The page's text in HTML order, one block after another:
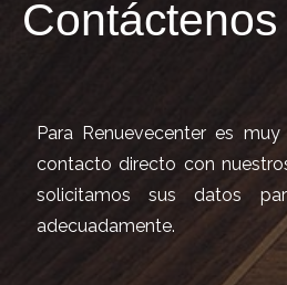
Contáctenos
Para Renuevecenter es
contacto directo con
solicitamos sus datos
adecuadamente.